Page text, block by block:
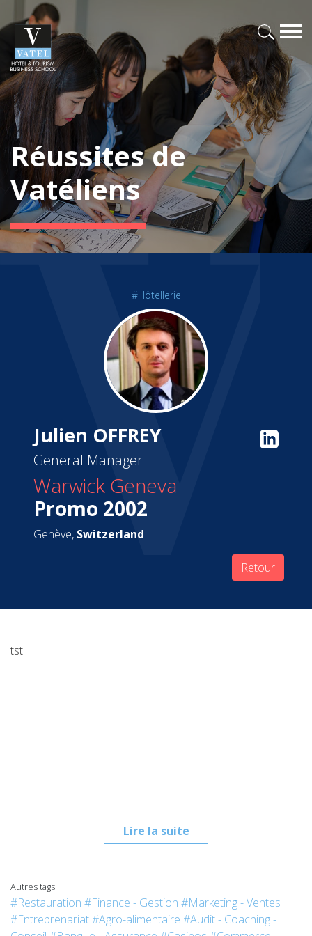
Réussites de
Vatéliens
#Hôtellerie
Julien OFFREY
General Manager
Warwick Geneva
Promo 2002
Genève, Switzerland
Retour
Lire la suite
tst
Autres tags :
#Restauration #Finance - Gestion #Marketing - Ventes
#Entreprenariat#Agro-alimentaire #Audit - Coaching -